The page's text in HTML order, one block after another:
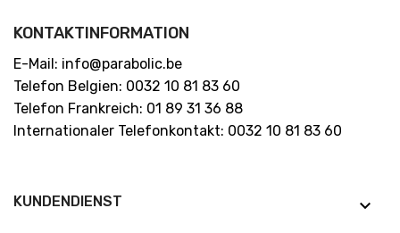
KONTAKTINFORMATION
E-Mail: info@parabolic.be
Telefon Belgien: 0032 10 81 83 60
Telefon Frankreich: 01 89 31 36 88
Internationaler Telefonkontakt: 0032 10 81 83 60
KUNDENDIENST keyboard_arrow_down